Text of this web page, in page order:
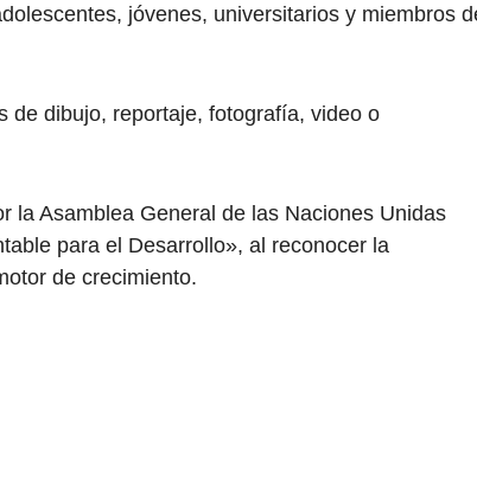
jóvenes, universitarios y miembros
de dibujo, reportaje, fotografía, video o
la Asamblea General de las Naciones Unidas
para el Desarrollo», al reconocer la
de crecimiento.